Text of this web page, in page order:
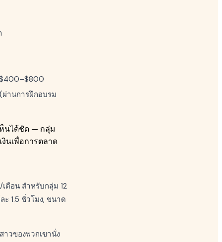
านการฝึกอบรม
นได้ชัด — กลุ่ม
นเพื่อการตลาด
ดือน สำหรับกลุ่ม 12
1.5 ชั่วโมง, ขนาด
วของพวกเขานั่ง